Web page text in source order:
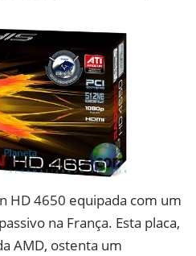
HD 4650 equipada com um
na França. Esta placa,
AMD, ostenta um